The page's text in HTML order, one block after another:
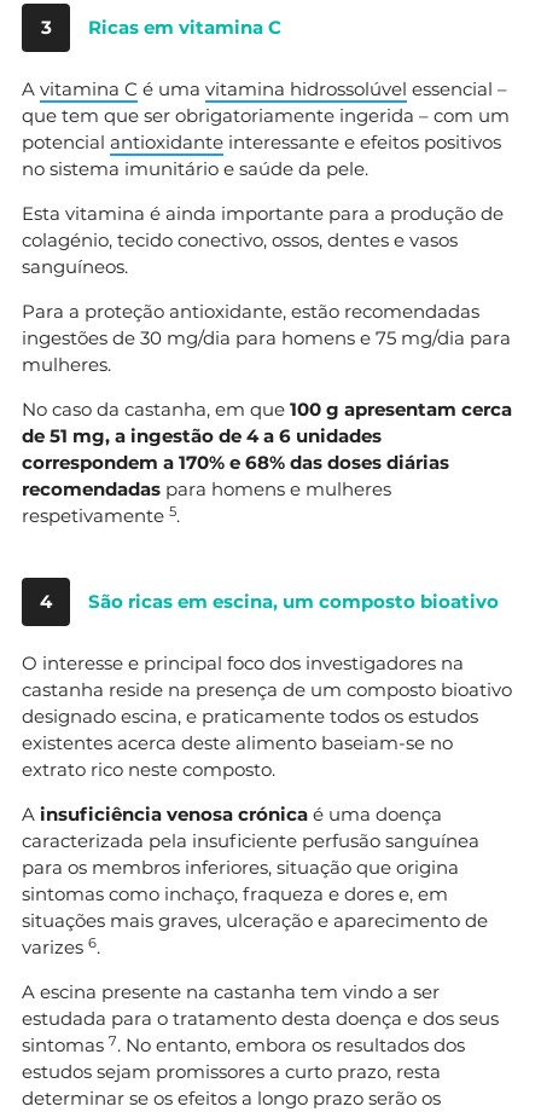
3 Ricas em vitamina C
A vitamina C é uma vitamina hidrossolúvel essencial –
que tem que ser obrigatoriamente ingerida – com um
potencial antioxidante interessante e efeitos positivos
no sistema imunitário e saúde da pele.
Esta vitamina é ainda importante para a produção de
colagénio, tecido conectivo, ossos, dentes e vasos
sanguíneos.
Para a proteção antioxidante, estão recomendadas
ingestões de 30 mg/dia para homens e 75 mg/dia para
mulheres.
No caso da castanha, em que 100 g apresentam cerca
de 51 mg, a ingestão de 4 a 6 unidades
correspondem a 170% e 68% das doses diárias
recomendadas para homens e mulheres
respetivamente 5.
4 São ricas em escina, um composto bioativo
O interesse e principal foco dos investigadores na
castanha reside na presença de um composto bioativo
designado escina, e praticamente todos os estudos
existentes acerca deste alimento baseiam-se no
extrato rico neste composto.
A insuficiência venosa crónica é uma doença
caracterizada pela insuficiente perfusão sanguínea
para os membros inferiores, situação que origina
sintomas como inchaço, fraqueza e dores e, em
situações mais graves, ulceração e aparecimento de
varizes 6.
A escina presente na castanha tem vindo a ser
estudada para o tratamento desta doença e dos seus
sintomas 7. No entanto, embora os resultados dos
estudos sejam promissores a curto prazo, resta
determinar se os efeitos a longo prazo serão os